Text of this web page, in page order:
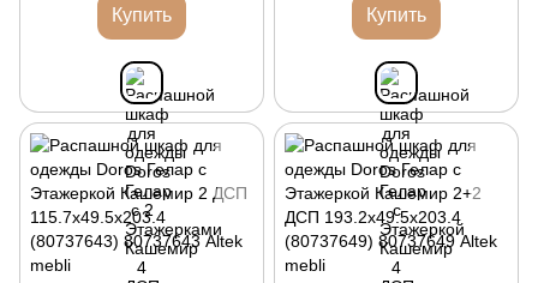
(80737648)
Купить
(80737647)
Купить